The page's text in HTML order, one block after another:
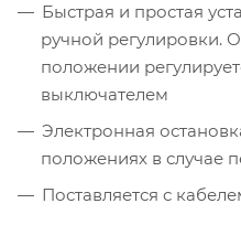
Быстрая и простая
ручной регулировки.
положении
выключателем
Электронная
положениях в случае
Поставляется с